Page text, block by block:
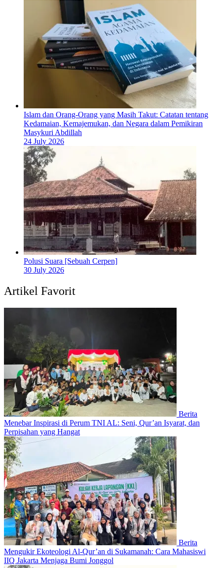
Islam dan Orang-Orang yang Masih Takut: Catatan tentang
Kedamaian, Kemajemukan, dan Negara dalam Pemikiran
Masykuri Abdillah
24 July 2026
Polusi Suara [Sebuah Cerpen]
30 July 2026
Artikel Favorit
Berita
Menebar Inspirasi di Perum TNI AL: Seni, Qur’an Isyarat, dan
Perpisahan yang Hangat
Berita
Mengukir Ekoteologi Al-Qur’an di Sukamanah: Cara Mahasiswi
IIQ Jakarta Menjaga Bumi Jonggol